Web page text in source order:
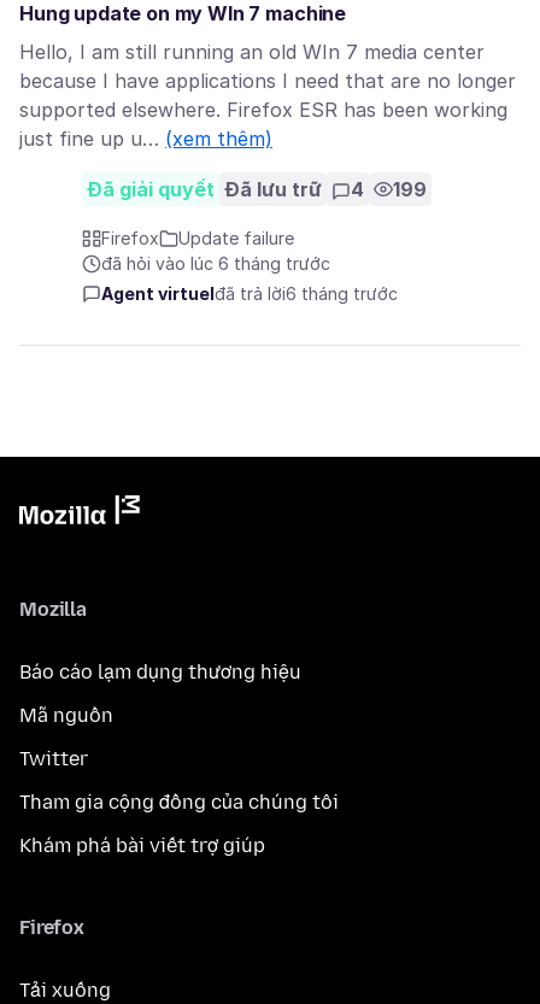
Hung update on my WIn 7 machine
Hello, I am still running an old WIn 7 media center
because I have applications I need that are no longer
supported elsewhere. Firefox ESR has been working
just fine up u… (xem thêm)
Đã giải quyết Đã lưu trữ 4 199
Firefox
Update failure
đã hỏi vào lúc 6 tháng trước
Agent virtuel đã trả lời6 tháng trước
Mozilla
Báo cáo lạm dụng thương hiệu
Mã nguồn
Twitter
Tham gia cộng đồng của chúng tôi
Khám phá bài viết trợ giúp
Firefox
Tải xuống